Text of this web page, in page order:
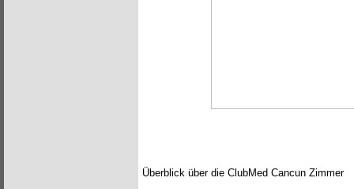
Überblick über die ClubMed Cancun Zimmer